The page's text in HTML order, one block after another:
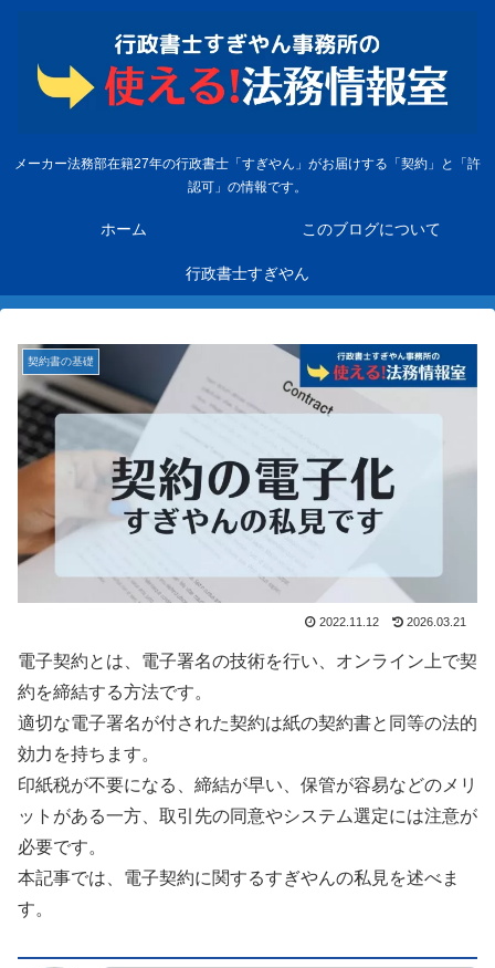
メーカー法務部在籍27年の行政書士「すぎやん」がお届けする「契約」と「許
認可」の情報です。
ホーム このブログについて
行政書士すぎやん
契約書の基礎
2022.11.12 2026.03.21
電子契約とは、電子署名の技術を行い、オンライン上で契
約を締結する方法です。
適切な電子署名が付された契約は紙の契約書と同等の法的
効力を持ちます。
印紙税が不要になる、締結が早い、保管が容易などのメリ
ットがある一方、取引先の同意やシステム選定には注意が
必要です。
本記事では、電子契約に関するすぎやんの私見を述べま
す。